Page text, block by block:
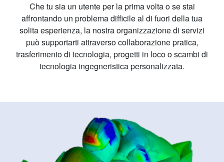
Che tu sia un utente per la prima volta o se stai
affrontando un problema difficile al di fuori della tua
solita esperienza, la nostra organizzazione di servizi
può supportarti attraverso collaborazione pratica,
trasferimento di tecnologia, progetti in loco o scambi di
tecnologia ingegneristica personalizzata.